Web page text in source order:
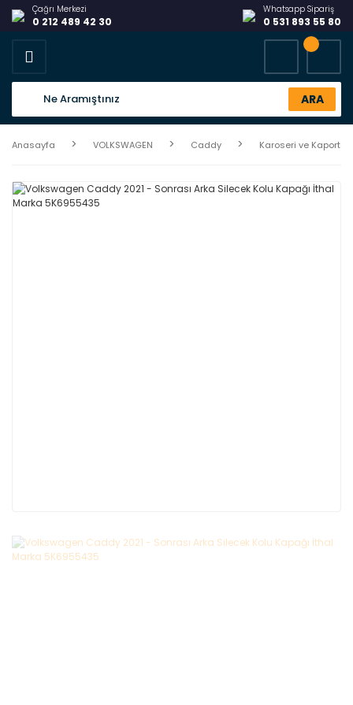
Çağrı Merkezi
0 212 489 42 30
Whatsapp Sipariş
0 531 893 55 80
ARA
Anasayfa VOLKSWAGEN Caddy Karoseri ve Kaporta